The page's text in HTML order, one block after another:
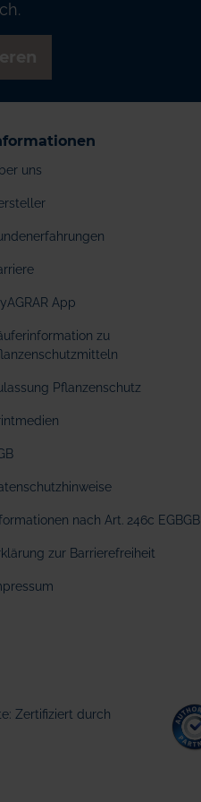
uns
App
zu
Pflanzenschutz
nach Art. 246c EGBGB
zur Barrierefreiheit
Zertifiziert durch